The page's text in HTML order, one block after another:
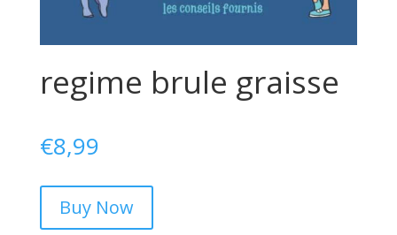
regime brule graisse
€8,99
Buy Now